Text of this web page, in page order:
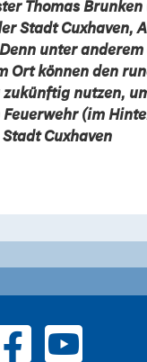
Thomas
Stadt Cuxhaven,
unter
Ort können den
zukünftig nutzen,
(im
Cuxhaven
Facebook
zu YouTube